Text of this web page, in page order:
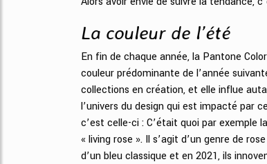
La couleur de l’été
En fin de chaque année, la Pantone
couleur prédominante de l’année
collections en création, et elle influe
l’univers du design qui est impacté par
c’est celle-ci : C’était quoi par exemple
« living rose ». Il s’agit d’un genre de
d’un bleu classique et en 2021, ils